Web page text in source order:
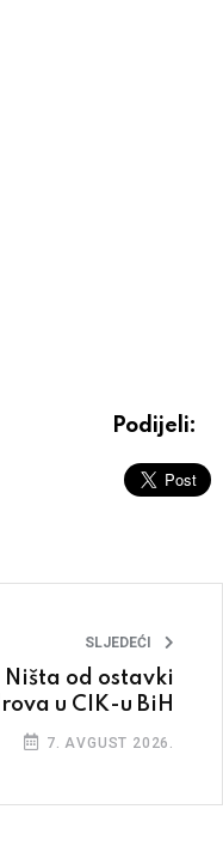
Podijeli:
SLJEDEĆI
Ništa od ostavki
u CIK-u BiH
7. AVGUST 2026.